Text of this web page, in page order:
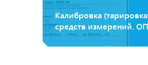
Калибровка
средств измерений.